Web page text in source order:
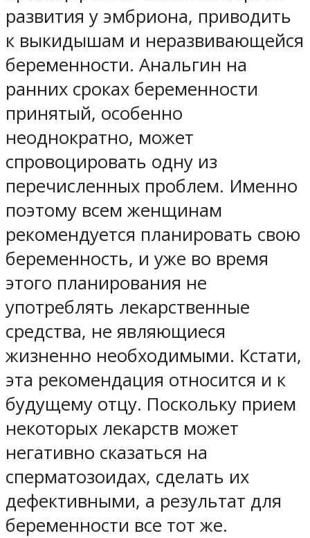
развития у эмбриона, приводить
к выкидышам и неразвивающейся
беременности. Анальгин на
ранних сроках беременности
принятый, особенно
неоднократно, может
спровоцировать одну из
перечисленных проблем. Именно
поэтому всем женщинам
рекомендуется планировать свою
беременность, и уже во время
этого планирования не
употреблять лекарственные
средства, не являющиеся
жизненно необходимыми. Кстати,
эта рекомендация относится и к
будущему отцу. Поскольку прием
некоторых лекарств может
негативно сказаться на
сперматозоидах, сделать их
дефективными, а результат для
беременности все тот же.